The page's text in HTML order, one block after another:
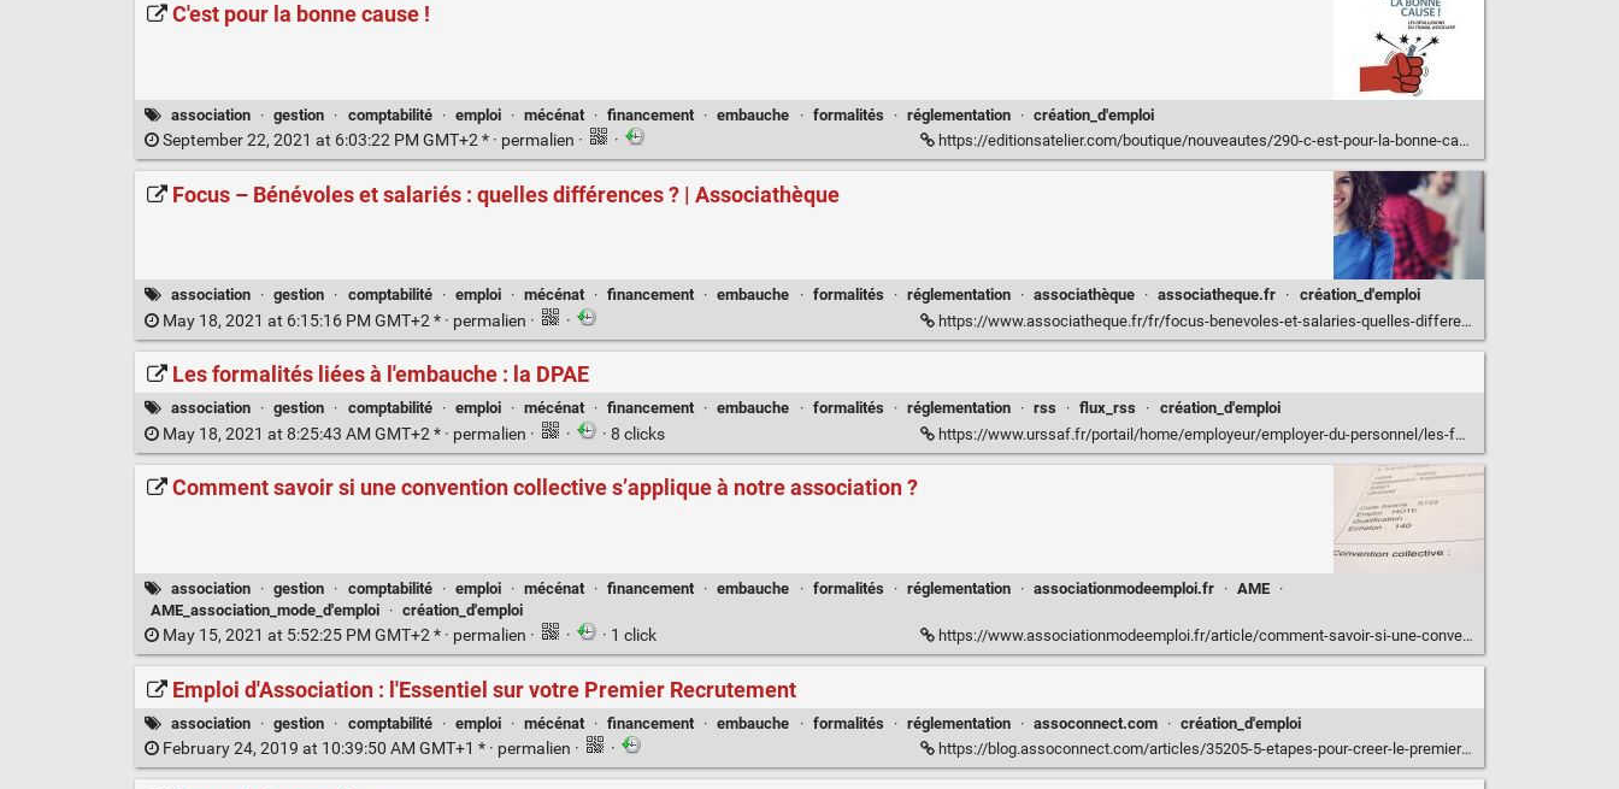
C'est pour la bonne cause !
association · gestion · comptabilité · emploi · mécénat · financement · embauche · formalités · réglementation · création_d'emploi
September 22, 2021 at 6:03:22 PM GMT+2 * · permalien · · https://editionsatelier.com/boutique/nouveautes/290-c-est-pour-la-bonne-cause--9782708253766.html
Focus – Bénévoles et salariés : quelles différences ? | Associathèque
association · gestion · comptabilité · emploi · mécénat · financement · embauche · formalités · réglementation · associathèque · associatheque.fr · création_d'emploi
May 18, 2021 at 6:15:16 PM GMT+2 * · permalien · · https://www.associatheque.fr/fr/focus-benevoles-et-salaries-quelles-differences.html
Les formalités liées à l'embauche : la DPAE
association · gestion · comptabilité · emploi · mécénat · financement · embauche · formalités · réglementation · rss · flux_rss · création_d'emploi
May 18, 2021 at 8:25:43 AM GMT+2 * · permalien · · · 8 clicks https://www.urssaf.fr/portail/home/employeur/employer-du-personnel/les-formalites-liees-a-lembauche.html
Comment savoir si une convention collective s’applique à notre association ?
association · gestion · comptabilité · emploi · mécénat · financement · embauche · formalités · réglementation · associationmodeemploi.fr · AME ·
AME_association_mode_d'emploi · création_d'emploi
May 15, 2021 at 5:52:25 PM GMT+2 * · permalien · · · 1 click https://www.associationmodeemploi.fr/article/comment-savoir-si-une-convention-collective-s-applique-a-notre-association.70169
Emploi d'Association : l'Essentiel sur votre Premier Recrutement
association · gestion · comptabilité · emploi · mécénat · financement · embauche · formalités · réglementation · assoconnect.com · création_d'emploi
February 24, 2019 at 10:39:50 AM GMT+1 * · permalien · · https://blog.assoconnect.com/articles/35205-5-etapes-pour-creer-le-premier-emploi-dans-votre-association